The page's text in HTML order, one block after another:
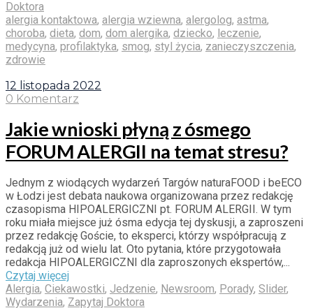
Doktora
alergia kontaktowa, alergia wziewna, alergolog, astma,
choroba, dieta, dom, dom alergika, dziecko, leczenie,
medycyna, profilaktyka, smog, styl życia, zanieczyszczenia,
zdrowie
12 listopada 2022
0 Komentarz
Jakie wnioski płyną z ósmego
FORUM ALERGII na temat stresu?
Jednym z wiodących wydarzeń Targów naturaFOOD i beECO
w Łodzi jest debata naukowa organizowana przez redakcję
czasopisma HIPOALERGICZNI pt. FORUM ALERGII. W tym
roku miała miejsce już ósma edycja tej dyskusji, a zaproszeni
przez redakcję Goście, to eksperci, którzy współpracują z
redakcją już od wielu lat. Oto pytania, które przygotowała
redakcja HIPOALERGICZNI dla zaproszonych ekspertów,...
Czytaj więcej
Alergia, Ciekawostki, Jedzenie, Newsroom, Porady, Slider,
Wydarzenia, Zapytaj Doktora